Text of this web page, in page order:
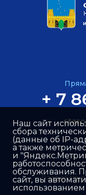
+ 7
Наш сайт
сбора
(данные об IP-
а также
и
обслуживания.
сайт, вы